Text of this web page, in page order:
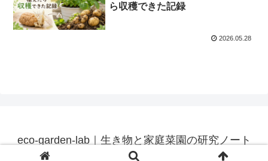
ら収穫できた記録
2026.05.28
eco-garden-lab｜生き物と家庭菜園の研究ノート
© 2026 eco-garden-lab｜生き物と家庭菜園の研究ノート.